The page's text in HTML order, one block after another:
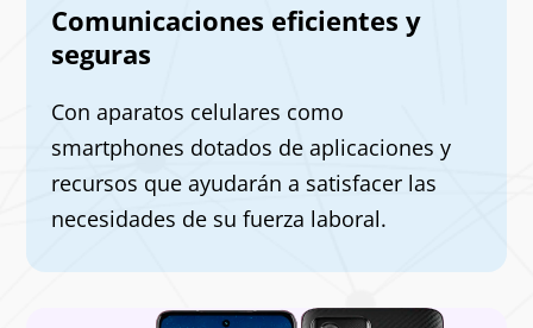
Comunicaciones eficientes y
seguras
Con aparatos celulares como
smartphones dotados de aplicaciones y
recursos que ayudarán a satisfacer las
necesidades de su fuerza laboral.